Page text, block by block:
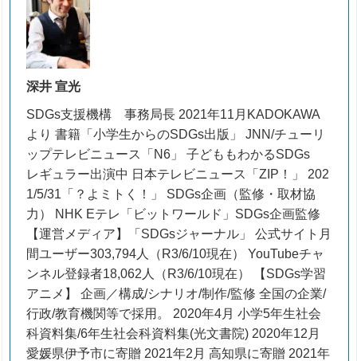
深井 宣光
SDGs支援機構 事務局長 2021年11月KADOKAWA
より 書籍「小学生からのSDGs出版」 JNN/チューリ
ップテレビニュース「N6」 子どももわかるSDGs
レギュラー出演中 日本テレビニュース「ZIP！」 202
1/5/31「？よミトく！」 SDGs企画（監修・取材協
力） NHK Eテレ「ビットワールド」SDGs企画監修
【運営メディア】「SDGsジャーナル」 公式サイト月
間ユーザー303,794人（R3/6/10現在） YouTubeチャ
ンネル登録者18,062人（R3/6/10現在） 【SDGs学習
アニメ】 企画／構成/シナリオ/制作/監修 全国の企業/
行政/教育機関等で採用。 2020年4月 小学5年生社会
科資料集/6年生社会科資料集(光文書院) 2020年12月
愛媛県伊予市に寄贈 2021年2月 高知県に寄贈 2021年